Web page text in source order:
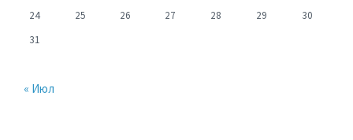
24
25 26 27 28 29
30
31
« Июл